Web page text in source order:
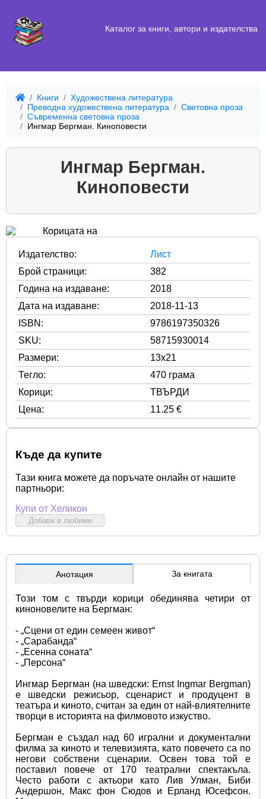
Каталог за книги, автори и издателства
Книги
Художествена литература
Преводна художествена литература
Световна проза
Съвременна световна проза
Ингмар Бергман. Киноповести
Ингмар Бергман.
Киноповести
Издателство:
Лист
Брой страници:
382
Година на издаване:
2018
Дата на издаване:
2018-11-13
ISBN:
9786197350326
SKU:
58715930014
Размери:
13x21
Тегло:
470 грама
Корици:
ТВЪРДИ
Цена:
11.25 €
Къде да купите
Тази книга можете да поръчате онлайн от нашите
партньори:
Купи от Хеликон
Добави в любими
Анотация За книгата
Този том с твърди корици обединява четири от
киноновелите на Бергман:
- „Сцени от един семеен живот“
- „Сарабанда“
- „Есенна соната“
- „Персона“
Ингмар Бергман (на шведски: Ernst Ingmar Bergman)
е шведски режисьор, сценарист и продуцент в
театъра и киното, считан за един от най-влиятелните
творци в историята на филмовото изкуство.
Бергман е създал над 60 игрални и документални
филма за киното и телевизията, като повечето са по
негови собствени сценарии. Освен това той е
поставил повече от 170 театрални спектакъла.
Често работи с актьори като Лив Улман, Биби
Андершон, Макс фон Сюдов и Ерланд Юсефсон.